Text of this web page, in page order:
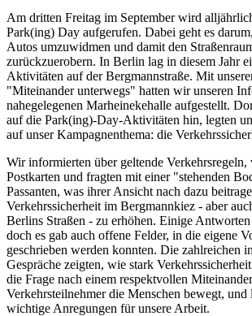
Am dritten Freitag im September wird
Park(ing) Day aufgerufen. Dabei geht es
Autos umzuwidmen und damit den
zurückzuerobern. In Berlin lag in diesem Jahr
Aktivitäten auf der Bergmannstraße. Mit
"Miteinander unterwegs" hatten wir unseren
nahegelegenen Marheinekehalle aufgestellt.
auf die Park(ing)-Day-Aktivitäten hin, legten
auf unser Kampagnenthema: die
Wir informierten über geltende Verkehrsregeln,
Postkarten und fragten mit einer "stehenden
Passanten, was ihrer Ansicht nach dazu
Verkehrssicherheit im Bergmannkiez - aber
Berlins Straßen - zu erhöhen. Einige
doch es gab auch offene Felder, in die eigene
geschrieben werden konnten. Die zahlreichen
Gespräche zeigten, wie stark
die Frage nach einem respektvollen
Verkehrsteilnehmer die Menschen bewegt, und
wichtige Anregungen für unsere Arbeit.